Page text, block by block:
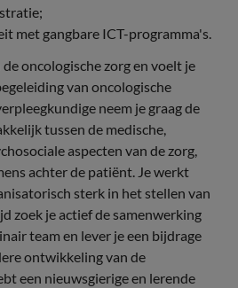
met gangbare ICT-programma's.
oncologische zorg en voelt je
van oncologische
neem je graag de
tussen de medische,
aspecten van de zorg,
achter de patiënt. Je werkt
sterk in het stellen van
zoek je actief de samenwerking
team en lever je een bijdrage
ontwikkeling van de
een nieuwsgierige en lerende